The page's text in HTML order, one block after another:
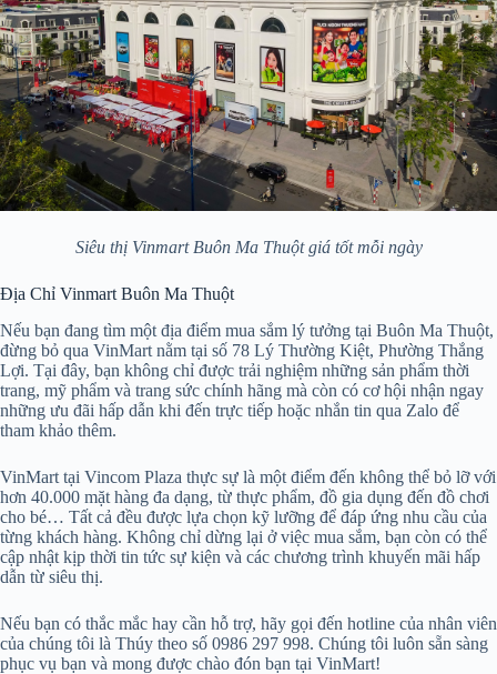
Siêu thị Vinmart Buôn Ma Thuột giá tốt mỗi ngày
Địa Chỉ Vinmart Buôn Ma Thuột
Nếu bạn đang tìm một địa điểm mua sắm lý tưởng tại Buôn Ma Thuột,
đừng bỏ qua VinMart nằm tại số 78 Lý Thường Kiệt, Phường Thắng
Lợi. Tại đây, bạn không chỉ được trải nghiệm những sản phẩm thời
trang, mỹ phẩm và trang sức chính hãng mà còn có cơ hội nhận ngay
những ưu đãi hấp dẫn khi đến trực tiếp hoặc nhắn tin qua Zalo để
tham khảo thêm.
VinMart tại Vincom Plaza thực sự là một điểm đến không thể bỏ lỡ với
hơn 40.000 mặt hàng đa dạng, từ thực phẩm, đồ gia dụng đến đồ chơi
cho bé… Tất cả đều được lựa chọn kỹ lưỡng để đáp ứng nhu cầu của
từng khách hàng. Không chỉ dừng lại ở việc mua sắm, bạn còn có thể
cập nhật kịp thời tin tức sự kiện và các chương trình khuyến mãi hấp
dẫn từ siêu thị.
Nếu bạn có thắc mắc hay cần hỗ trợ, hãy gọi đến hotline của nhân viên
của chúng tôi là Thúy theo số 0986 297 998. Chúng tôi luôn sẵn sàng
phục vụ bạn và mong được chào đón bạn tại VinMart!